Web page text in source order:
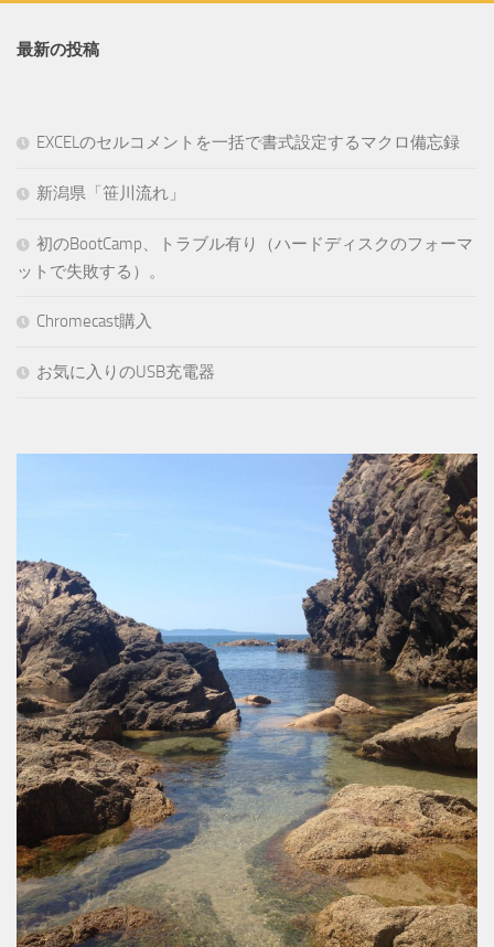
最新の投稿
EXCELのセルコメントを一括で書式設定するマクロ備忘録
新潟県「笹川流れ」
初のBootCamp、トラブル有り（ハードディスクのフォーマ
ットで失敗する）。
Chromecast購入
お気に入りのUSB充電器